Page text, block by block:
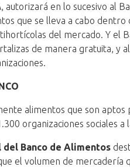
en lo sucesivo al
que se lleva a cabo dentro
del mercado. Y el
de manera gratuita, y
alimentos que son aptos
organizaciones sociales a
Banco de Alimentos
el volumen de mercadería